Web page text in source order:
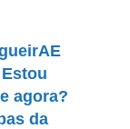
agora?
da